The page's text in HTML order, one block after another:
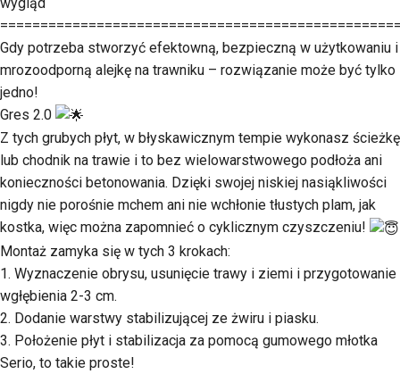
Gdy potrzeba stworzyć efektowną, bezpieczną w użytkowaniu i
mrozoodporną alejkę na trawniku – rozwiązanie może być tylko
jedno!
Gres 2.0
Z tych grubych płyt, w błyskawicznym tempie wykonasz ścieżkę
lub chodnik na trawie i to bez wielowarstwowego podłoża ani
konieczności betonowania. Dzięki swojej niskiej nasiąkliwości
nigdy nie porośnie mchem ani nie wchłonie tłustych plam, jak
kostka, więc można zapomnieć o cyklicznym czyszczeniu!
Montaż zamyka się w tych 3 krokach:
1. Wyznaczenie obrysu, usunięcie trawy i ziemi i przygotowanie
wgłębienia 2-3 cm.
2. Dodanie warstwy stabilizującej ze żwiru i piasku.
3. Położenie płyt i stabilizacja za pomocą gumowego młotka
Serio, to takie proste!